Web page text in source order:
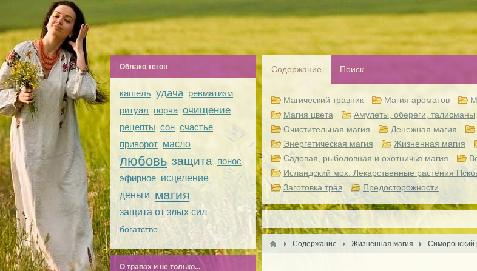
Содержание Поиск
Магический травник Магия ароматов
Магия цвета
Амулеты, обереги, талисманы
Очистительная магия
Денежная магия
Энергетическая магия
Жизненная магия
Садовая, рыболовная и охотничья магия
Исландский мох. Лекарственные растения
Заготовка трав
Предосторожности
Содержание Жизненная магия Симоронский
Облако тегов
кашель удача ревматизм
ритуал порча очищение
рецепты сон счастье
приворот масло
любовь защита понос
эфирное исцеление
деньги магия
защита от злых сил
богатство
О травах и не только...